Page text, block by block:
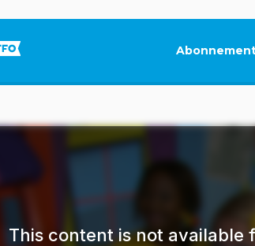
This content is not available